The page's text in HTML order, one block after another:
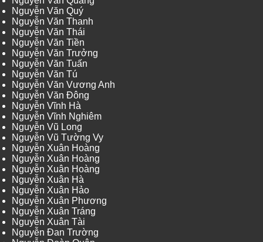
Nguyễn Văn Quý
Nguyễn Văn Thanh
Nguyễn Văn Thái
Nguyễn Văn Tiền
Nguyễn Văn Trưởng
Nguyễn Văn Tuấn
Nguyễn Văn Tú
Nguyễn Văn Vương Anh
Nguyễn Văn Đông
Nguyễn Vĩnh Hà
Nguyễn Vĩnh Nghiêm
Nguyễn Vũ Long
Nguyễn Vũ Tường Vy
Nguyễn Xuân Hoàng
Nguyễn Xuân Hoàng
Nguyễn Xuân Hoàng
Nguyễn Xuân Hà
Nguyễn Xuân Hảo
Nguyễn Xuân Phương
Nguyễn Xuân Tráng
Nguyễn Xuân Tài
Nguyễn Đan Trường